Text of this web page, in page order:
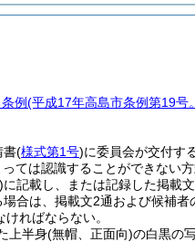
例(平成17年高島市条例第19号
書(様式第1号)に委員会が交付す
ては認識することができない
に記載し、または記録した掲載
合は、掲載文2通および候補者
ればならない。
上半身(無帽、正面向)の白黒の